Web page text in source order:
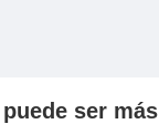
ser